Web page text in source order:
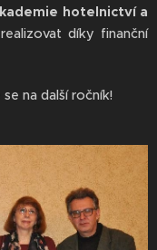
hotelnictví a
díky finanční
na další ročník!